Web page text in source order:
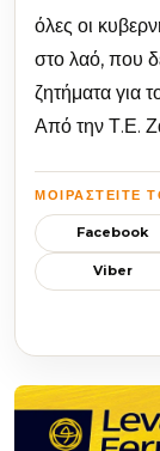
όλες οι
στο λαό, που
ζητήματα για
Από την Τ.Ε.
ΜΟΙΡΑΣΤΕΊΤΕ
Facebook
Viber